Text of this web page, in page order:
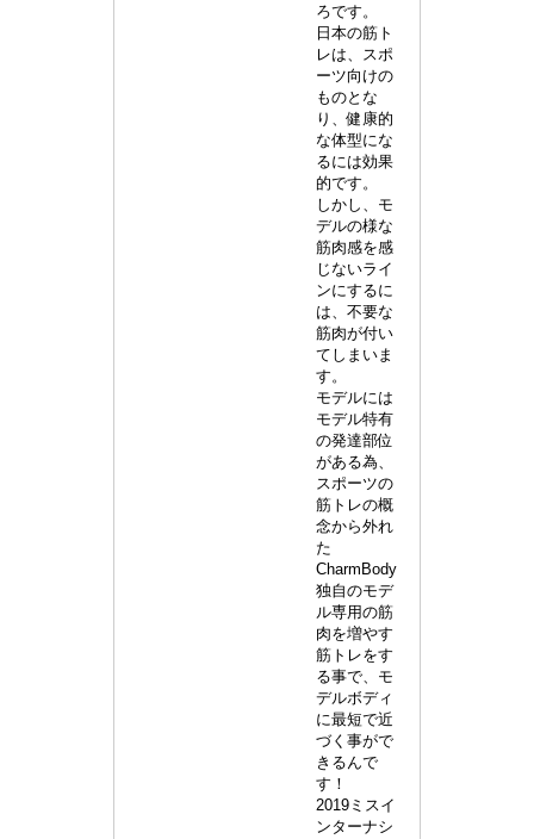
ろです。
日本の筋ト
レは、スポ
ーツ向けの
ものとな
り、健康的
な体型にな
るには効果
的です。
しかし、モ
デルの様な
筋肉感を感
じないライ
ンにするに
は、不要な
筋肉が付い
てしまいま
す。
モデルには
モデル特有
の発達部位
がある為、
スポーツの
筋トレの概
念から外れ
た
CharmBody
独自のモデ
ル専用の筋
肉を増やす
筋トレをす
る事で、モ
デルボディ
に最短で近
づく事がで
きるんで
す！
2019ミスイ
ンターナシ